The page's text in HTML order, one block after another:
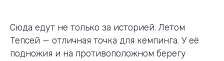
Сюда едут не только за историей. Летом
Тепсей — отличная точка для кемпинга. У её
подножия и на противоположном берегу